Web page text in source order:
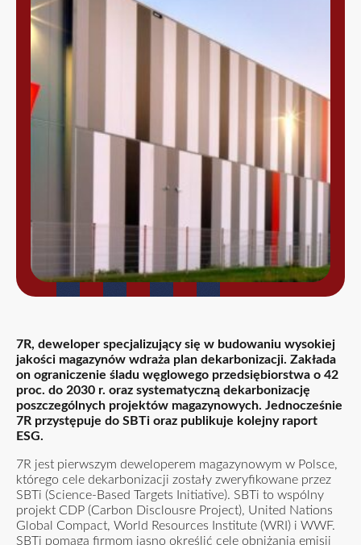
7R, deweloper specjalizujący się w budowaniu wysokiej
jakości magazynów wdraża plan dekarbonizacji. Zakłada
on ograniczenie śladu węglowego przedsiębiorstwa o 42
proc. do 2030 r. oraz systematyczną dekarbonizację
poszczególnych projektów magazynowych. Jednocześnie
7R przystępuje do SBTi oraz publikuje kolejny raport
ESG.
7R jest pierwszym deweloperem magazynowym w Polsce,
którego cele dekarbonizacji zostały zweryfikowane przez
SBTi (Science-Based Targets Initiative). SBTi to wspólny
projekt CDP (Carbon Disclousre Project), United Nations
Global Compact, World Resources Institute (WRI) i WWF.
SBTi pomaga firmom jasno określić cele obniżania emisji